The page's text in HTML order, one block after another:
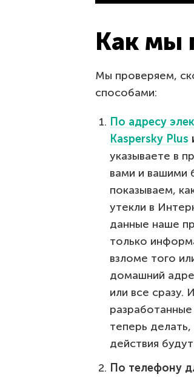
Как мы
Мы проверяем,
способами:
По адресу
Kaspersky Plus
указываете в
вами и вашими
показываем,
утекли в
данные наше
только
взломе того
домашний
или все
теперь
действия
По телефону